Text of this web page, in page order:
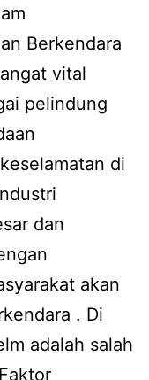
Berkendara
vital
pelindung
di
dan
akan
. Di
adalah salah